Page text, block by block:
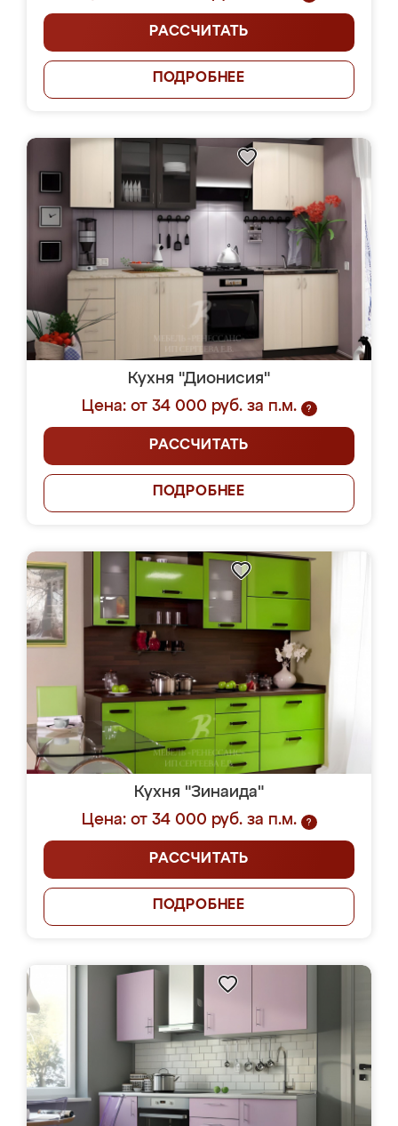
РАССЧИТАТЬ
ПОДРОБНЕЕ
Кухня "Дионисия"
Цена: от 34 000 руб. за п.м.
?
РАССЧИТАТЬ
ПОДРОБНЕЕ
Кухня "Зинаида"
Цена: от 34 000 руб. за п.м.
?
РАССЧИТАТЬ
ПОДРОБНЕЕ